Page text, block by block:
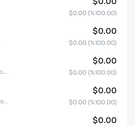
$0.00 (%100.00)
$0.00
$0.00 (%100.00)
Broadcom Inc. Common Stock
$0.00
$0.00 (%100.00)
Tesla, Inc. Common Stock
$0.00
$0.00 (%100.00)
$0.00